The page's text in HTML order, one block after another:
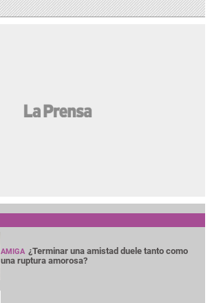
AMIGA ¿Terminar una amistad duele tanto como
una ruptura amorosa?